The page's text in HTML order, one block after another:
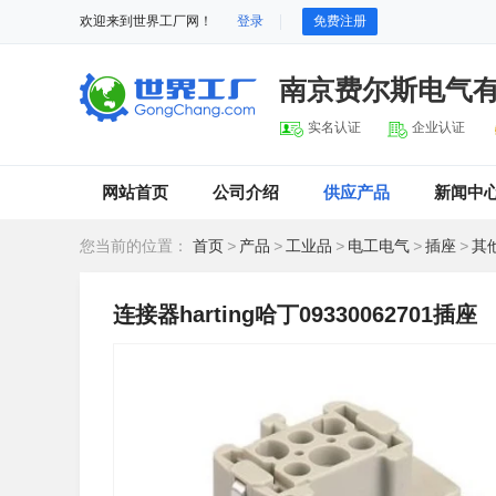
欢迎来到世界工厂网！ 登录 免费注册
南京费尔斯电气
实名认证 企业认证
网站首页 公司介绍 供应产品 新闻中
您当前的位置： 首页 > 产品 > 工业品 > 电工电气 >插座 >其
连接器harting哈丁09330062701插座